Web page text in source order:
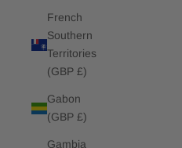
French
Southern
Territories
(GBP £)
Gabon
(GBP £)
Gambia